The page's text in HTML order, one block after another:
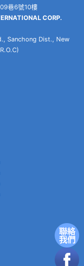
巷6號10樓
CORP.
Sanchong Dist., New